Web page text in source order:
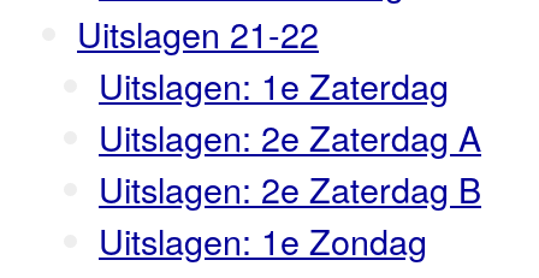
Uitslagen 21-22
Uitslagen: 1e Zaterdag
Uitslagen: 2e Zaterdag A
Uitslagen: 2e Zaterdag B
Uitslagen: 1e Zondag